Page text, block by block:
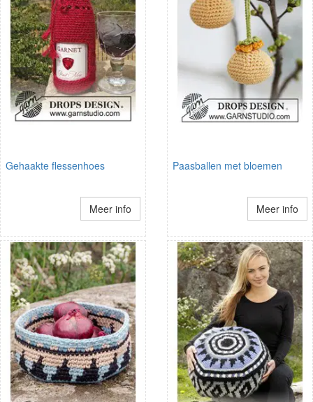
Gehaakte flessenhoes
Meer info
Paasballen met bloemen
Meer info